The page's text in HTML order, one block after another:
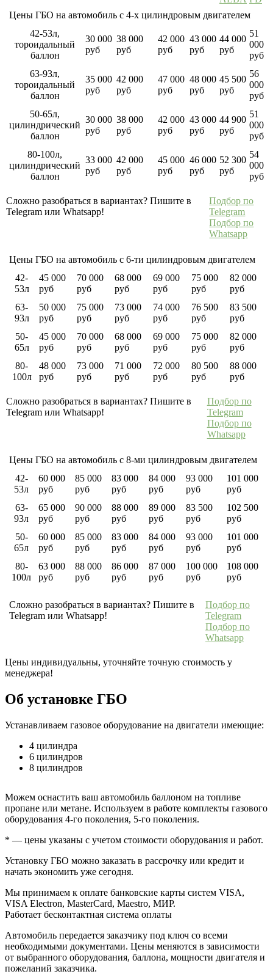
Цены ГБО на автомобиль с 4-х цилиндровым двигателем
42-53л,
тороидальный
баллон
30 000
руб
38 000
руб
42 000
руб
43 000
руб
44 000
руб
51
000
руб
63-93л,
тороидальный
баллон
35 000
руб
42 000
руб
47 000
руб
48 000
руб
45 500
руб
56
000
руб
50-65л,
цилиндрический
баллон
30 000
руб
38 000
руб
42 000
руб
43 000
руб
44 900
руб
51
000
руб
80-100л,
цилиндрический
баллон
33 000
руб
42 000
руб
45 000
руб
46 000
руб
52 300
руб
54
000
руб
Сложно разобраться в вариантах? Пишите в
Telegram или Whatsapp!
Подбор по
Telegram
Подбор по
Whatsapp
Цены ГБО на автомобиль с 6-ти цилиндровым двигателем
42-
53л
45 000
руб
70 000
руб
68 000
руб
69 000
руб
75 000
руб
82 000
руб
63-
93л
50 000
руб
75 000
руб
73 000
руб
74 000
руб
76 500
руб
83 500
руб
50-
65л
45 000
руб
70 000
руб
68 000
руб
69 000
руб
75 000
руб
82 000
руб
80-
100л
48 000
руб
73 000
руб
71 000
руб
72 000
руб
80 500
руб
88 000
руб
Сложно разобраться в вариантах? Пишите в
Telegram или Whatsapp!
Подбор по
Telegram
Подбор по
Whatsapp
Цены ГБО на автомобиль с 8-ми цилиндровым двигателем
42-
53л
60 000
руб
85 000
руб
83 000
руб
84 000
руб
93 000
руб
101 000
руб
63-
93л
65 000
руб
90 000
руб
88 000
руб
89 000
руб
83 500
руб
102 500
руб
50-
65л
60 000
руб
85 000
руб
83 000
руб
84 000
руб
93 000
руб
101 000
руб
80-
100л
63 000
руб
88 000
руб
86 000
руб
87 000
руб
100 000
руб
108 000
руб
Сложно разобраться в вариантах? Пишите в
Telegram или Whatsapp!
Подбор по
Telegram
Подбор по
Whatsapp
Цены индивидуальны, уточняйте точную стоимость у
менеджера!
Об установке ГБО
Устанавливаем газовое оборудование на двигатели имеющие:
4 цилиндра
6 цилиндров
8 цилиндров
Можем оснастить ваш автомобиль баллоном на топливе
пропане или метане. Используем в работе комплекты газового
оборудования 4-го поколения, 5-го поколения.
* — цены указаны с учетом стоимости оборудования и работ.
Установку ГБО можно заказать в рассрочку или кредит и
начать экономить уже сегодня.
Мы принимаем к оплате банковские карты систем VISA,
VISA Electron, MasterCard, Maestro, МИР.
Работает бесконтактная система оплаты
Автомобиль передается заказчику под ключ со всеми
необходимыми документами. Цены меняются в зависимости
от выбранного оборудования, баллона, мощности двигателя и
пожеланий заказчика.